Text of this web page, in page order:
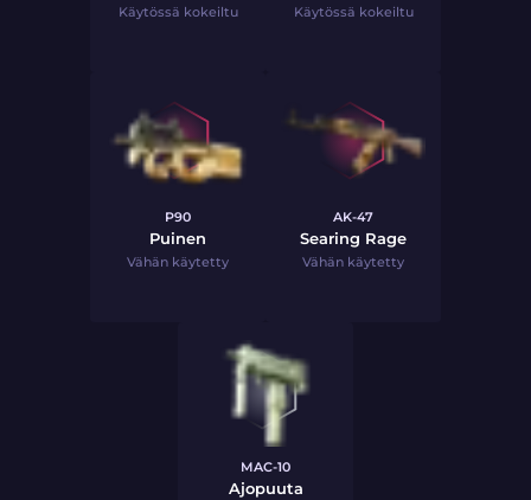
Käytössä kokeiltu Käytössä kokeiltu
P90
Puinen
Vähän käytetty
AK-47
Searing Rage
Vähän käytetty
MAC-10
Ajopuuta